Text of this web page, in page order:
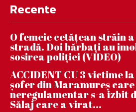
Recente
O femeie cetățean străin
stradă. Doi bărbați au
sosirea poliției (VIDEO)
ACCIDENT CU 3 victime
șofer din Maramureș
neregulamentar s-a izbit
Sălaj care a virat...